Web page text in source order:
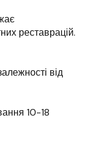
реставрацій.
від
10-18